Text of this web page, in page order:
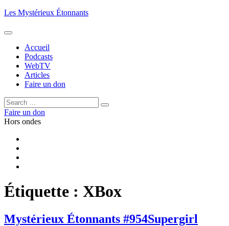
Aller
contenu
Les Mystérieux Étonnants
Accueil
Podcasts
WebTV
Articles
Faire un don
Rechercher :
Rechercher
Faire un don
Hors ondes
Étiquette : XBox
Mystérieux Étonnants #954Supergirl